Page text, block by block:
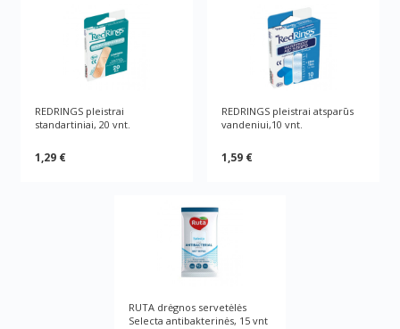
REDRINGS pleistrai
standartiniai, 20 vnt.
1,29 €
REDRINGS pleistrai atsparūs
vandeniui,10 vnt.
1,59 €
RUTA drėgnos servetėlės
Selecta antibakterinės, 15 vnt